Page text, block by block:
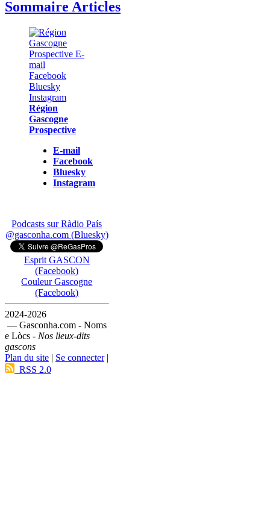
Sommaire Articles
Région
Gascogne
Prospective
E-mail
Facebook
Bluesky
Instagram
Podcasts sur Ràdio País
@gasconha.com (Bluesky)
Esprit GASCON
(Facebook)
Couleur Gascogne
(Facebook)
2024-2026
— Gasconha.com - Noms
e Lòcs - Nos lieux-dits
gascons
Plan du site | Se connecter|
RSS 2.0